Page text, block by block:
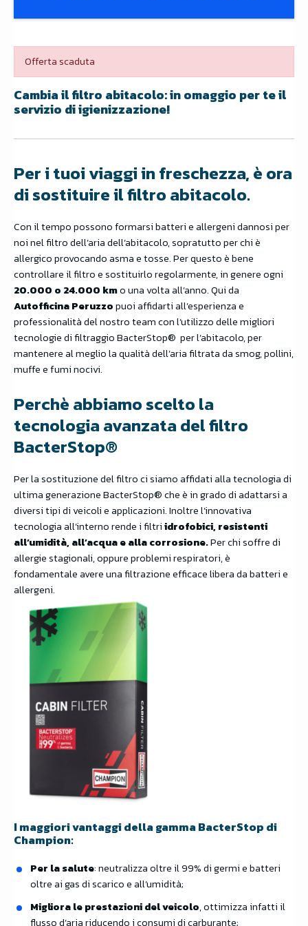
Offerta scaduta
Cambia il filtro abitacolo: in omaggio per te il
servizio di igienizzazione!
Per i tuoi viaggi in freschezza, è ora
di sostituire il filtro abitacolo.
Con il tempo possono formarsi batteri e allergeni dannosi per
noi nel filtro dell’aria dell’abitacolo, sopratutto per chi è
allergico provocando asma e tosse. Per questo è bene
controllare il filtro e sostituirlo regolarmente, in genere ogni
20.000 o 24.000 kmo una volta all’anno. Qui da
Autofficina Peruzzopuoi affidarti all’esperienza e
professionalità del nostro team con l’utilizzo delle migliori
tecnologie di filtraggio BacterStop®️ per l’abitacolo, per
mantenere al meglio la qualità dell’aria filtrata da smog, pollini,
muffe e fumi nocivi.
Perchè abbiamo scelto la
tecnologia avanzata del filtro
BacterStop®️
Per la sostituzione del filtro ci siamo affidati alla tecnologia di
ultima generazione BacterStop®️ che è in grado di adattarsi a
diversi tipi di veicoli e applicazioni. Inoltre l’innovativa
tecnologia all’interno rende i filtriidrofobici, resistenti
all’umidità, all’acqua e alla corrosione.Per chi soffre di
allergie stagionali, oppure problemi respiratori, è
fondamentale avere una filtrazione efficace libera da batteri e
allergeni.
I maggiori vantaggi della gamma BacterStop di
Champion:
Per la salute: neutralizza oltre il 99% di germi e batteri
oltre ai gas di scarico e all’umidità;
Migliora le prestazioni del veicolo, ottimizza infatti il
flusso d’aria riducendo i consumi di carburante;